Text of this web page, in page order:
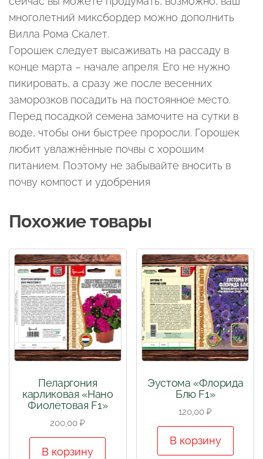
многолетний миксбордер можно дополнить
Вилла Рома Скалет.
Горошек следует высаживать на рассаду в
конце марта – начале апреля. Его не нужно
пикировать, а сразу же после весенних
заморозков посадить на постоянное место.
Перед посадкой семена замочите на сутки в
воде, чтобы они быстрее проросли. Горошек
любит увлажнённые почвы с хорошим
питанием. Поэтому не забывайте вносить в
почву компост и удобрения
Похожие товары
Пеларгония
карликовая «Нано
Фиолетовая F1»
200,00₽
В корзину
Эустома «Флорида
Блю F1»
120,00₽
В корзину